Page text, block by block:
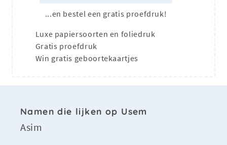
...en bestel een gratis proefdruk!
Luxe papiersoorten en foliedruk
Gratis proefdruk
Win gratis geboortekaartjes
Namen die lijken op Usem
Asim